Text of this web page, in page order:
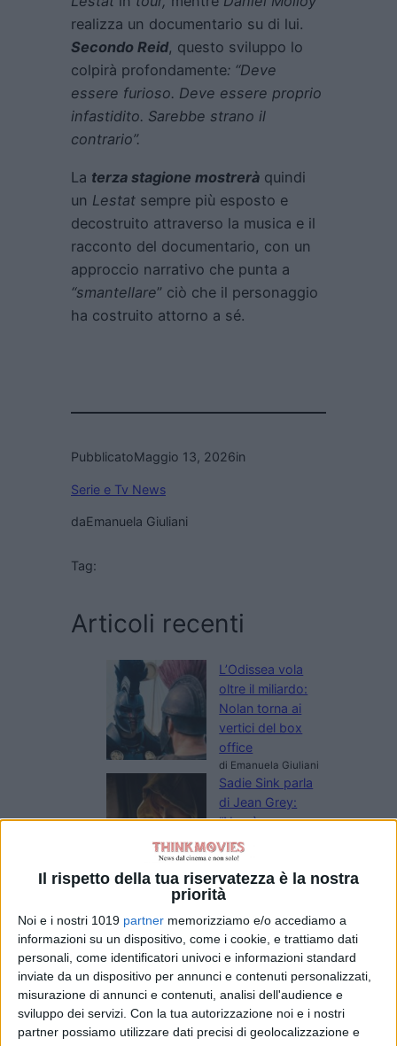
Il rispetto della tua riservatezza è la nostra
priorità
Noi e i nostri 1019 partner memorizziamo e/o accediamo a
informazioni su un dispositivo, come i cookie, e trattiamo dati
personali, come identificatori univoci e informazioni standard
inviate da un dispositivo per annunci e contenuti personalizzati,
misurazione di annunci e contenuti, analisi dell'audience e
sviluppo dei servizi. Con la tua autorizzazione noi e i nostri
partner possiamo utilizzare dati precisi di geolocalizzazione e
realizza un documentario su di lui.
Secondo Reid, questo sviluppo lo
colpirà profondamente: “Deve
essere furioso. Deve essere proprio
infastidito. Sarebbe strano il
contrario”.
La terza stagione mostrerà quindi
un Lestat sempre più esposto e
decostruito attraverso la musica e il
racconto del documentario, con un
approccio narrativo che punta a
“smantellare” ciò che il personaggio
ha costruito attorno a sé.
PubblicatoMaggio 13, 2026in
Serie e Tv News
daEmanuela Giuliani
Tag:
Articoli recenti
L’Odissea vola
oltre il miliardo:
Nolan torna ai
vertici del box
office
di Emanuela Giuliani
Sadie Sink parla
di Jean Grey:
“Non è una
cattiva”, il nuovo
volto degli X-Men
nel MCU
di Emanuela Giuliani
Il fumettista
Spugna firma il
poster della 26ª
edizione del
Trieste
Science+Fiction
Festival